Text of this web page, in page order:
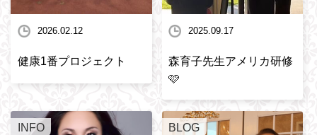
2026.02.12
健康1番プロジェクト
2025.09.17
森育子先生アメリカ研修
🩷
INFO BLOG